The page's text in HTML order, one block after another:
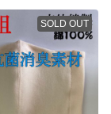
SOLD OUT